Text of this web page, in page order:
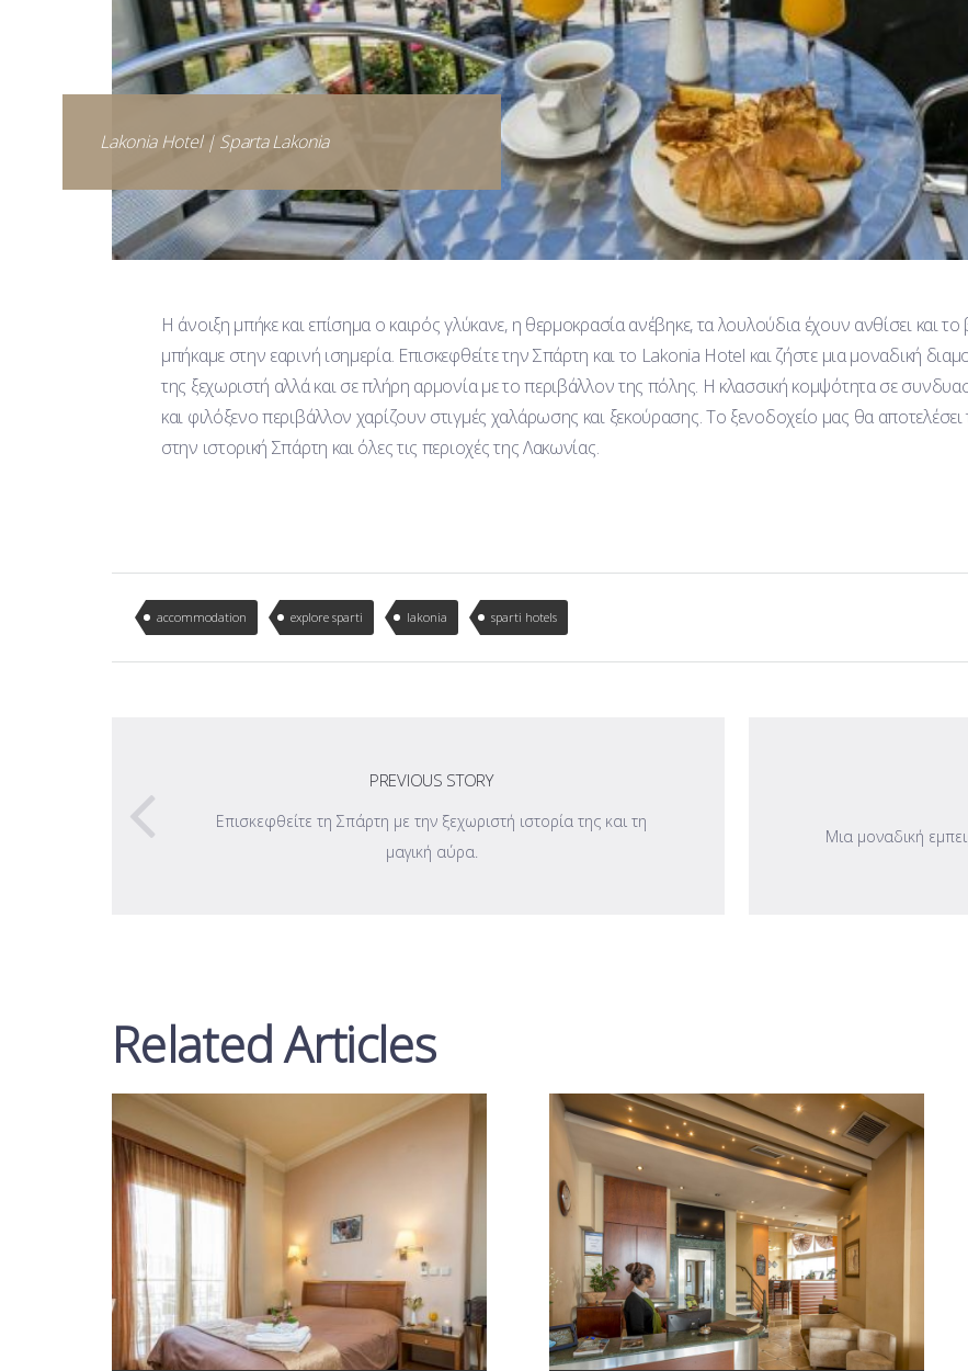
Lakonia Hotel | Sparta Lakonia
Η άνοιξη μπήκε και επίσημα ο καιρός γλύκανε, η θερμοκρασία ανέβηκε, τα λουλούδια έχουν ανθίσει και
μπήκαμε στην εαρινή ισημερία. Επισκεφθείτε την Σπάρτη και το Lakonia Hotel και ζήστε μια μοναδική
της ξεχωριστή αλλά και σε πλήρη αρμονία με το περιβάλλον της πόλης. Η κλασσική κομψότητα σε
και φιλόξενο περιβάλλον χαρίζουν στιγμές χαλάρωσης και ξεκούρασης. Το ξενοδοχείο μας θα αποτελέσει
στην ιστορική Σπάρτη και όλες τις περιοχές της Λακωνίας.
accommodation explore sparti lakonia sparti hotels
PREVIOUS STORY
Επισκεφθείτε τη Σπάρτη με την ξεχωριστή ιστορία της και τη
μαγική αύρα.
Μια μοναδική
Related Articles